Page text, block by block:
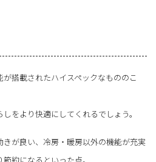
が搭載されたハイスペックなもののこ
をより快適にしてくれるでしょう。
きが良い、冷房・暖房以外の機能が充実
約になるといった点。